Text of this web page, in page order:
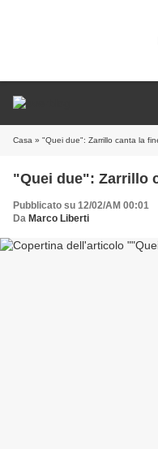
Casa » "Quei due": Zarrillo canta la
"Quei due": Zarrillo
Pubblicato su 12/02/AM 00:01
Da Marco Liberti